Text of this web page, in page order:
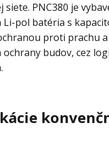
PNC380 je
pol batéria s
proti prachu
budov, cez